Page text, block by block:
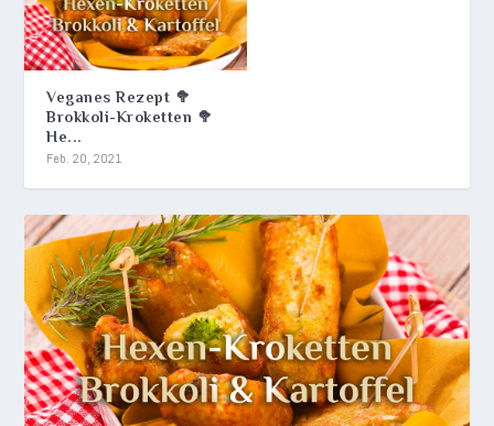
Veganes Rezept 🥦
Brokkoli-Kroketten 🥦
He...
Feb. 20, 2021